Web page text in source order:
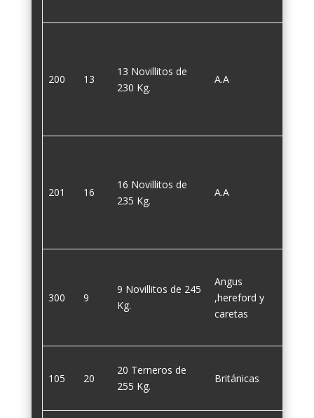
200 13
13 Novillitos de
230 Kg.
A.A
201 16
16 Novillitos de
235 Kg.
A.A
300 9
9 Novillitos de 245
Kg.
Angus
,hereford y
caretas
105 20
20 Terneros de
255 Kg.
Británicas